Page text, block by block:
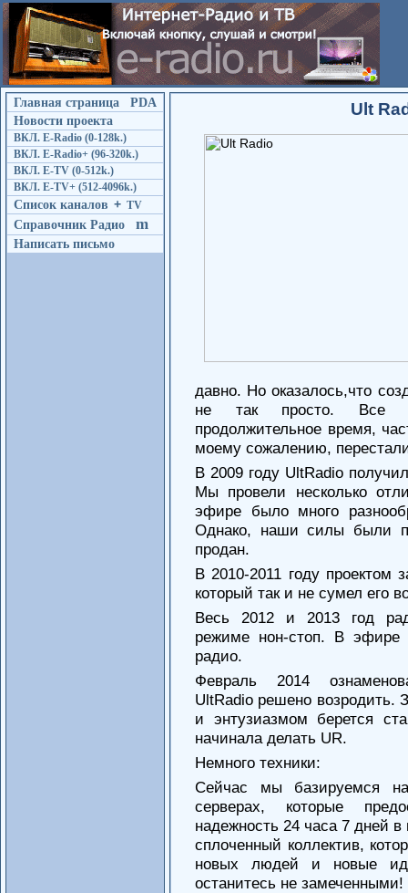
Главная страница
PDA
Новости проекта
ВКЛ. E-Radio (0-128k.)
ВКЛ. E-Radio+ (96-320k.)
ВКЛ. E-TV (0-512k.)
ВКЛ. E-TV+ (512-4096k.)
Список каналов + TV
Справочник Радио m
Написать письмо
Ult
давно. Но оказалось,что
не так просто. Все
продолжительное время,
моему сожалению,
В 2009 году UltRadio
Мы провели несколько
эфире было много
Однако, наши силы были
продан.
В 2010-2011 году проектом
который так и не сумел его
Весь 2012 и 2013 год
режиме нон-стоп. В эфире
радио.
Февраль 2014
UltRadio решено возродить.
и энтузиазмом берется
начинала делать UR.
Немного техники:
Сейчас мы базируемся
серверах, которые
надежность 24 часа 7 дней
сплоченный коллектив,
новых людей и новые
останитесь не замеченными!